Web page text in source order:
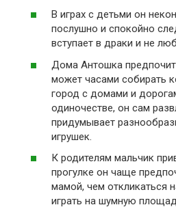
В играх с детьми он
послушно и спокойно
вступает в драки и не
Дома Антошка
может часами собирать
город с домами и
одиночестве, он сам
придумывает
игрушек.
К родителям мальчик
прогулке он чаще
мамой, чем откликаться
играть на шумную